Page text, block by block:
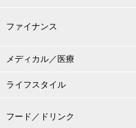
ファイナンス
メディカル／医療
ライフスタイル
フード／ドリンク